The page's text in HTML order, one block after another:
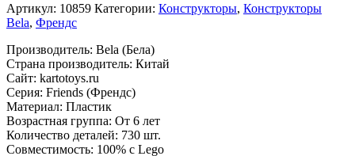
Артикул: 10859 Категории: Конструкторы, Конструкторы
Bela, Френдс
Производитель: Bela (Бела)
Страна производитель: Китай
Сайт: kartotoys.ru
Серия: Friends (Френдс)
Материал: Пластик
Возрастная группа: От 6 лет
Количество деталей: 730 шт.
Совместимость: 100% с Lego